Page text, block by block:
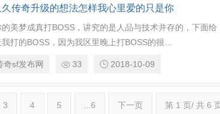
传奇升级的想法怎样我心里爱的只是你
美梦成真打BOSS，讲究的是人品与技术并存的，下面给
打的BOSS，因为我区里晚上打BOSS的很…
奇sf发布网 33 2018-10-09
3 4 5 ...6 下一页 第 1 页/ 共 6